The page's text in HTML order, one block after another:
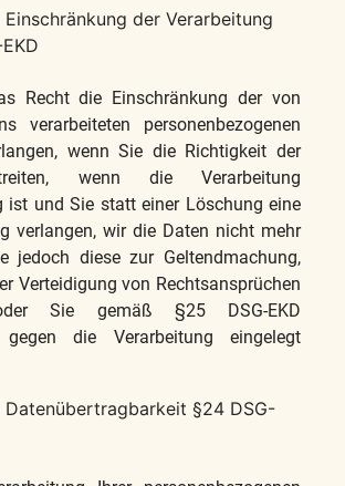
Einschränkung der Verarbeitung
Recht die Einschränkung der von
verarbeiteten personenbezogenen
wenn Sie die Richtigkeit der
wenn die Verarbeitung
ist und Sie statt einer Löschung eine
verlangen, wir die Daten nicht mehr
jedoch diese zur Geltendmachung,
Verteidigung von Rechtsansprüchen
Sie gemäß §25 DSG-EKD
gegen die Verarbeitung eingelegt
Datenübertragbarkeit §24 DSG-